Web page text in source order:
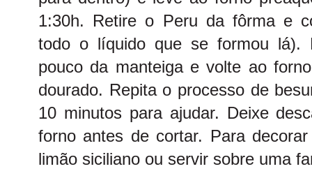
1:30h. Retire o Peru da fôrma e
todo o líquido que se formou lá).
pouco da manteiga e volte ao
dourado. Repita o processo de
10 minutos para ajudar. Deixe
forno antes de cortar. Para
limão siciliano ou servir sobre uma